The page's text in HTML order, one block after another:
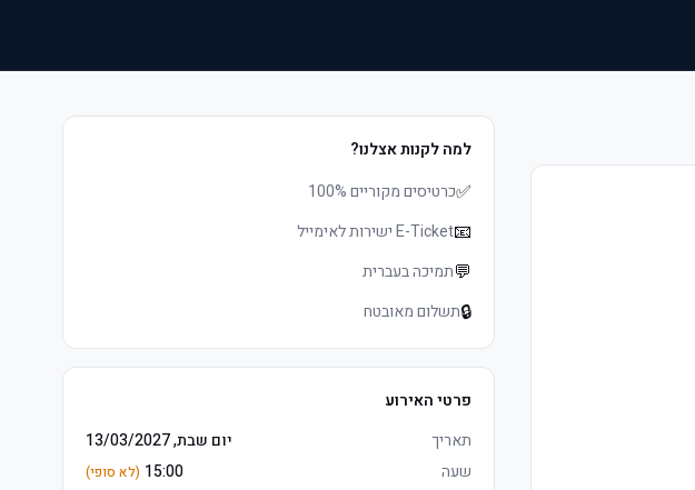
למה לקנות אצלנו?
✅כרטיסים מקוריים 100%
📧E-Ticket ישירות לאימייל
💬תמיכה בעברית
🔒תשלום מאובטח
פרטי האירוע
תאריך
יום שבת, 13/03/2027
שעה
15:00 (לא סופי)